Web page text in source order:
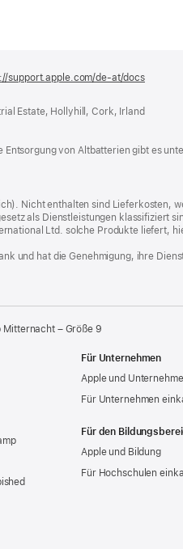
support.apple.com/de-at/docs(öffnet
Fenster)
Estate, Hollyhill, Cork, Irland
Entsorgung von Altbatterien gibt es
Nicht enthalten sind Lieferkosten,
als Dienstleistungen klassifiziert
Ltd. solche Produkte liefert,
und hat die Genehmigung, ihre
Mitternacht – Größe 9
Für Unternehmen
Apple und
Für Unternehmen
Für den
Apple und Bildung
Für Hochschulen